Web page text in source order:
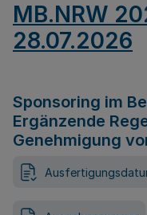
MB.NRW
28.07.2026
Sponsoring im
Ergänzende
Genehmigung